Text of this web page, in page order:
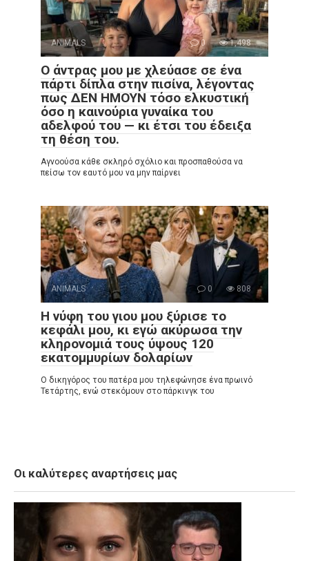
ANIMALS 0 1,498
Ο άντρας μου με χλεύασε σε ένα
πάρτι δίπλα στην πισίνα, λέγοντας
πως ΔΕΝ ΗΜΟΥΝ τόσο ελκυστική
όσο η καινούρια γυναίκα του
αδελφού του — κι έτσι του έδειξα
τη θέση του.
Αγνοούσα κάθε σκληρό σχόλιο και προσπαθούσα να
πείσω τον εαυτό μου να μην παίρνει
ANIMALS 0 808
Η νύφη του γιου μου ξύρισε το
κεφάλι μου, κι εγώ ακύρωσα την
κληρονομιά τους ύψους 120
εκατομμυρίων δολαρίων
Ο δικηγόρος του πατέρα μου τηλεφώνησε ένα πρωινό
Τετάρτης, ενώ στεκόμουν στο πάρκινγκ του
Οι καλύτερες αναρτήσεις μας